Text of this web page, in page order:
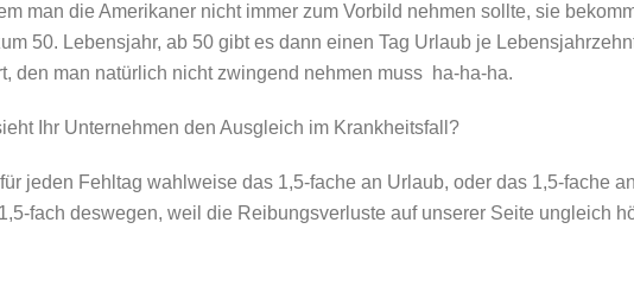
man die Amerikaner nicht immer zum Vorbild nehmen sollte, sie
50. Lebensjahr, ab 50 gibt es dann einen Tag Urlaub je
man natürlich nicht zwingend nehmen muss  ha-ha-ha.
Ihr Unternehmen den Ausgleich im Krankheitsfall?
jeden Fehltag wahlweise das 1,5-fache an Urlaub, oder das 1,5-fache
fach deswegen, weil die Reibungsverluste auf unserer Seite ungleich